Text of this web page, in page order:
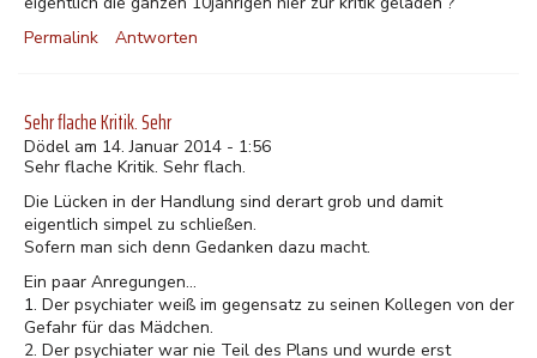
Permalink
Antworten
Sehr flache Kritik. Sehr
Dödel am 14. Januar 2014 - 1:56
Sehr flache Kritik. Sehr flach.
Die Lücken in der Handlung sind derart grob und damit
eigentlich simpel zu schließen.
Sofern man sich denn Gedanken dazu macht.
Ein paar Anregungen...
1. Der psychiater weiß im gegensatz zu seinen Kollegen von der
Gefahr für das Mädchen.
2. Der psychiater war nie Teil des Plans und wurde erst